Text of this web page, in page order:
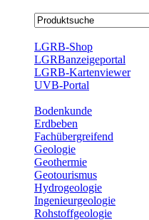
LGRB-Shop
LGRBanzeigeportal
LGRB-Kartenviewer
UVB-Portal
Bodenkunde
Erdbeben
Fachübergreifend
Geologie
Geothermie
Geotourismus
Hydrogeologie
Ingenieurgeologie
Rohstoffgeologie